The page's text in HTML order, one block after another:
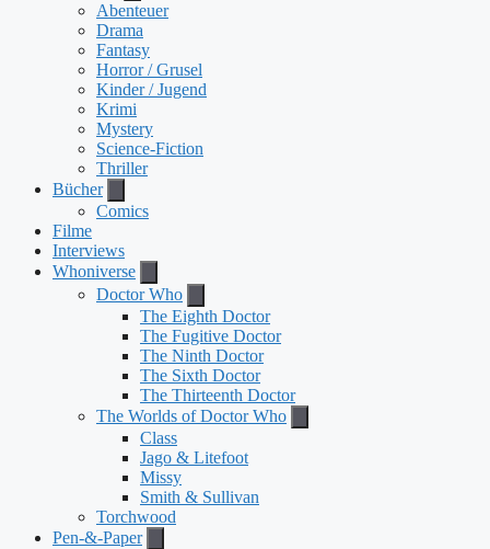
Abenteuer
Drama
Fantasy
Horror / Grusel
Kinder / Jugend
Krimi
Mystery
Science-Fiction
Thriller
Bücher
Comics
Filme
Interviews
Whoniverse
Doctor Who
The Eighth Doctor
The Fugitive Doctor
The Ninth Doctor
The Sixth Doctor
The Thirteenth Doctor
The Worlds of Doctor Who
Class
Jago & Litefoot
Missy
Smith & Sullivan
Torchwood
Pen-&-Paper